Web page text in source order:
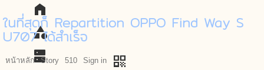
home
category
dns
ในที่สุดก็ Repartition OPPO Find Way S
U707 ได้สำเร็จ
หน้าหลัก Story 510 Sign in qr_code